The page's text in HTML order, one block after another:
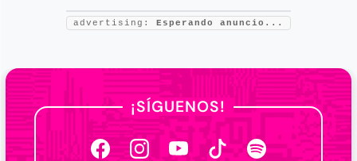
advertising: Esperando anuncio...
¡SÍGUENOS!